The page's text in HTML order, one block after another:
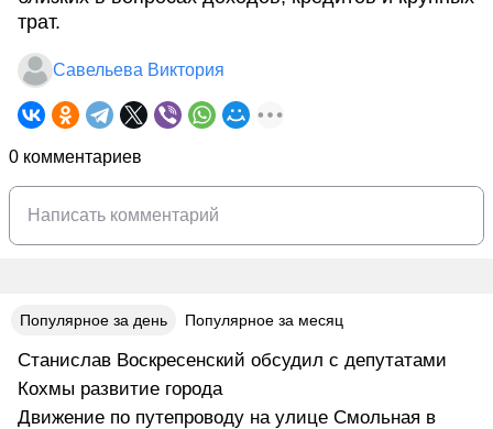
трат.
Савельева Виктория
0 комментариев
Популярное за день Популярное за месяц
Станислав Воскресенский обсудил с депутатами
Кохмы развитие города
Движение по путепроводу на улице Смольная в